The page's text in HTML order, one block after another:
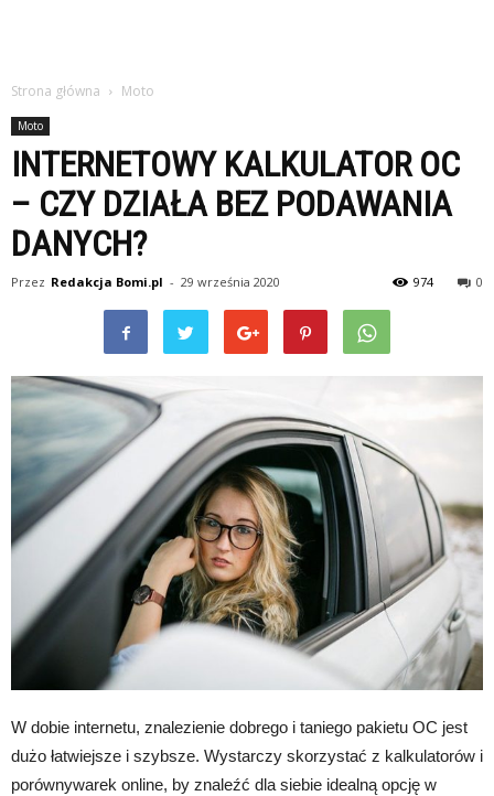
Strona główna Moto
Moto
INTERNETOWY KALKULATOR OC
– CZY DZIAŁA BEZ PODAWANIA
DANYCH?
Przez Redakcja Bomi.pl - 29 września 2020 0
974
W dobie internetu, znalezienie dobrego i taniego pakietu OC jest
dużo łatwiejsze i szybsze. Wystarczy skorzystać z kalkulatorów i
porównywarek online, by znaleźć dla siebie idealną opcję w